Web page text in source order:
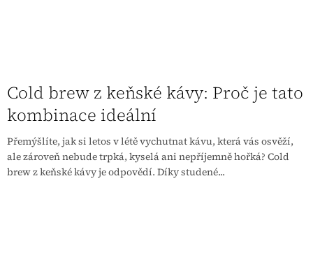
Cold brew z keňské kávy: Proč je tato
kombinace ideální
Přemýšlíte, jak si letos v létě vychutnat kávu, která vás osvěží,
ale zároveň nebude trpká, kyselá ani nepříjemně hořká? Cold
brew z keňské kávy je odpovědí. Díky studené...